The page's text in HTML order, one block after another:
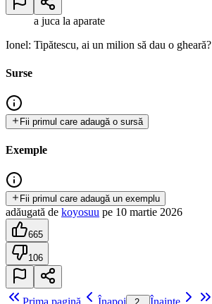
a juca la aparate
Ionel: Tipătescu, ai un milion să dau o gheară?
Surse
Fii primul care adaugă o sursă
Exemple
Fii primul care adaugă un exemplu
adăugată de koyosuu pe 10 martie 2026
665
106